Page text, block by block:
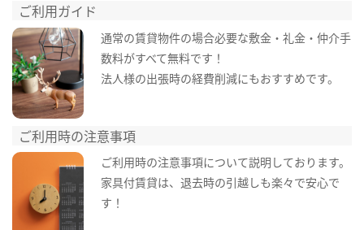
ご利用ガイド
通常の賃貸物件の場合必要な敷金・礼金・仲介手
数料がすべて無料です！
法人様の出張時の経費削減にもおすすめです。
ご利用時の注意事項
ご利用時の注意事項について説明しております。
家具付賃貸は、退去時の引越しも楽々で安心で
す！